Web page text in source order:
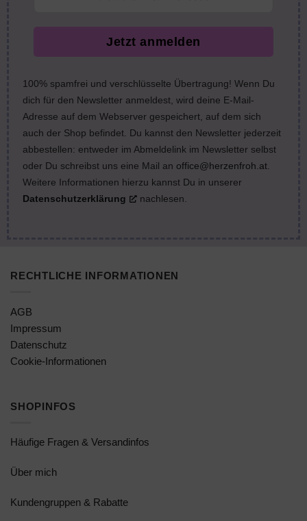
Jetzt anmelden
100% spamfrei und verschlüsselte Übertragung! Wenn Du
dich für den Newsletter anmeldest, wird deine E-Mail-
Adresse auf dem Webserver gespeichert, auf dem sich
auch der Shop befindet. Du kannst den Newsletter jederzeit
abbestellen: entweder im Abmeldelink im Newsletter selbst
oder Du schreibst uns eine Mail an office@herzenfroh.at.
Weitere Informationen hierzu kannst Du in unserer
Datenschutzerklärung
nachlesen.
RECHTLICHE INFORMATIONEN
AGB
Impressum
Datenschutz
Cookie-Informationen
SHOPINFOS
Häufige Fragen & Versandinfos
Über mich
Kundengruppen & Rabatte